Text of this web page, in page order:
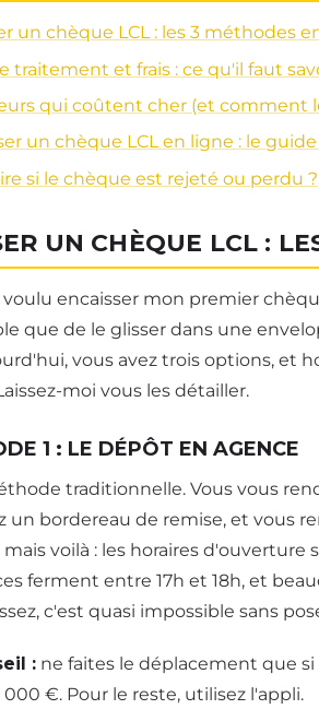
un chèque LCL : les 3 méthodes
traitement et frais : ce qu'il faut
qui coûtent cher (et comment
un chèque LCL en ligne : le
si le chèque est rejeté ou perdu ?
UN CHÈQUE LCL :
encaisser mon premier
que de le glisser dans une
vous avez trois options, et
moi vous les détailler.
1 : LE DÉPÔT EN AGENCE
traditionnelle. Vous vous
un bordereau de remise, et vous
mais voilà : les horaires
ferment entre 17h et 18h, et
c'est quasi impossible sans
: ne faites le déplacement que
000 €. Pour le reste, utilisez l'appli.